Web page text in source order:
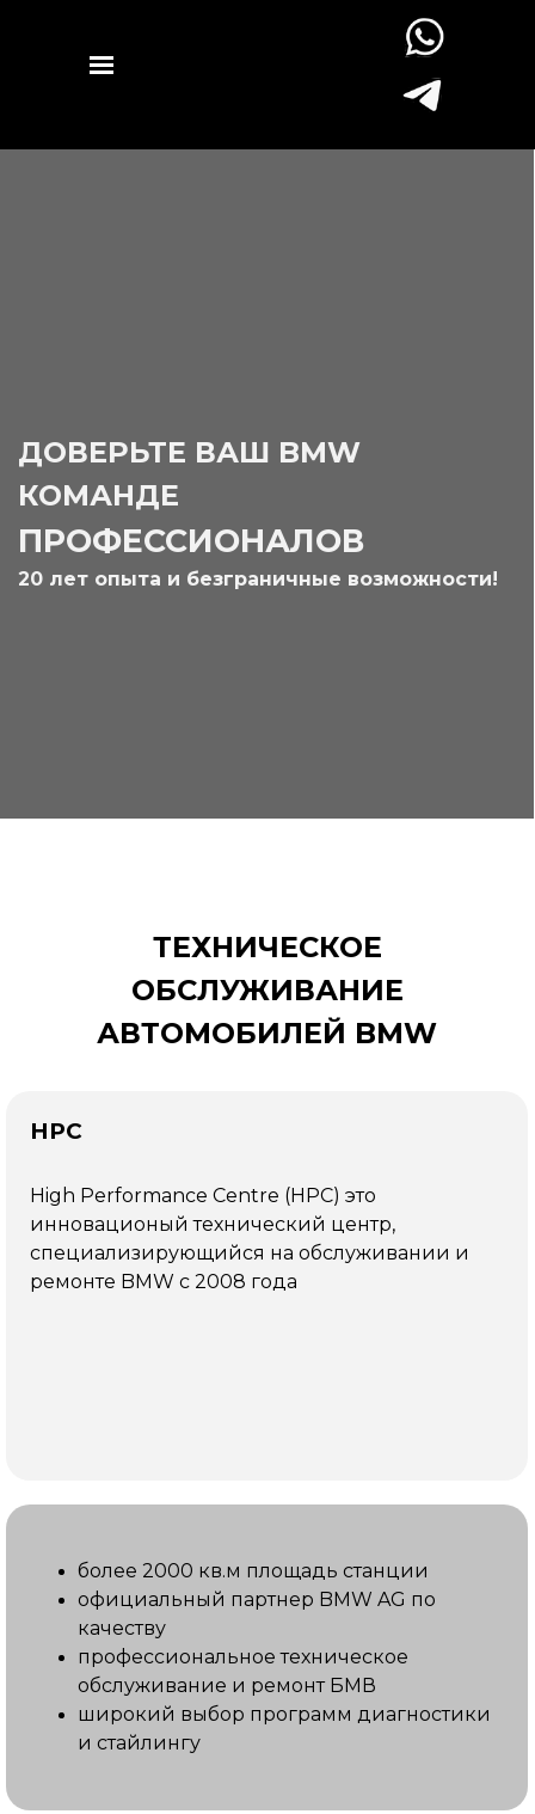
ДОВЕРЬТЕ ВАШ BMW
КОМАНДЕ
ПРОФЕССИОНАЛОВ
20 лет опыта и безграничные возможности!
ТЕХНИЧЕСКОЕ
ОБСЛУЖИВАНИЕ
АВТОМОБИЛЕЙ BMW
HPC
High Performance Centre (HPC) это
инновационый технический центр,
специализирующийся на обслуживании и
ремонте BMW с 2008 года
более 2000 кв.м площадь станции
официальный партнер BMW AG по
качеству
профессиональное техническое
обслуживание и ремонт БМВ
широкий выбор программ диагностики
и стайлингу
Диагностика
от
6000₽
Русификация
от